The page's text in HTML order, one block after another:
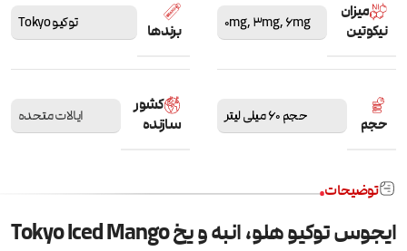
میزان
نیکوتین
0mg,3mg,6mg برندها توکیو Tokyo
حجم حجم 60 میلی لیتر
کشور
سازنده
ایالات متحده
توضیحات
ایجوس توکیو هلو، انبه و یخ Tokyo Iced Mango